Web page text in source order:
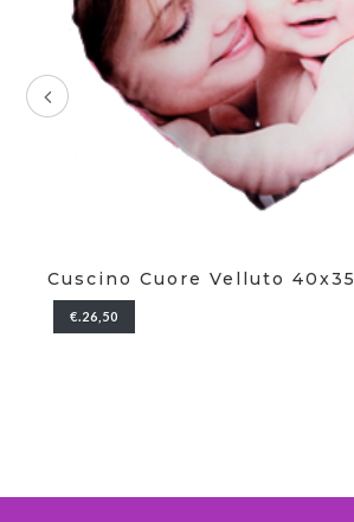
Cuscino Cuore Velluto 40x35
€.26,50